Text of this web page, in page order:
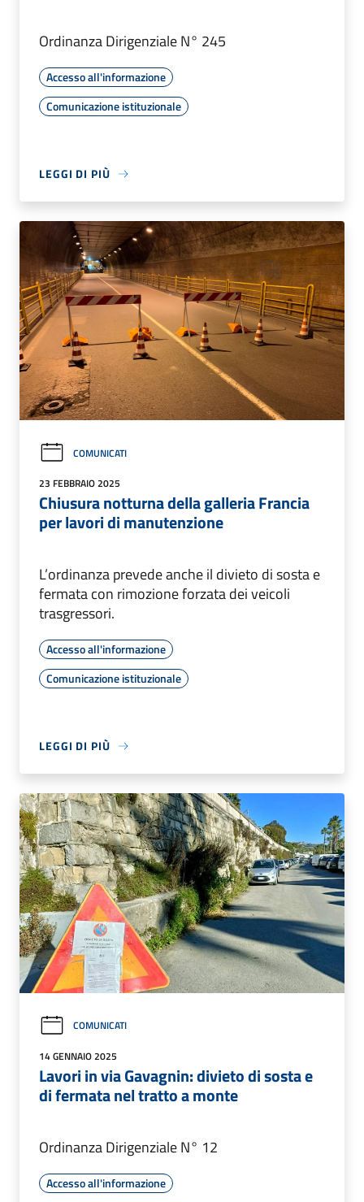
Ordinanza Dirigenziale N° 245
Accesso all'informazione
Comunicazione istituzionale
LEGGI DI PIÙ
COMUNICATI
23 FEBBRAIO 2025
Chiusura notturna della galleria Francia
per lavori di manutenzione
L’ordinanza prevede anche il divieto di sosta e
fermata con rimozione forzata dei veicoli
trasgressori.
Accesso all'informazione
Comunicazione istituzionale
LEGGI DI PIÙ
COMUNICATI
14 GENNAIO 2025
Lavori in via Gavagnin: divieto di sosta e
di fermata nel tratto a monte
Ordinanza Dirigenziale N° 12
Accesso all'informazione